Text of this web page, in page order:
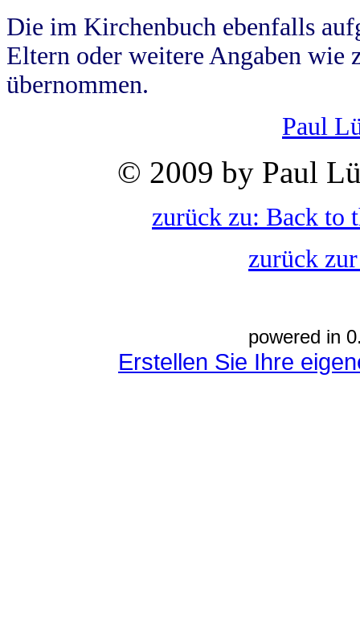
Die im Kirchenbuch ebenfalls
Eltern oder weitere Angaben wie
übernommen.
Paul
© 2009 by Paul
zurück zu: Back to
zurück
powered in
Erstellen Sie Ihre